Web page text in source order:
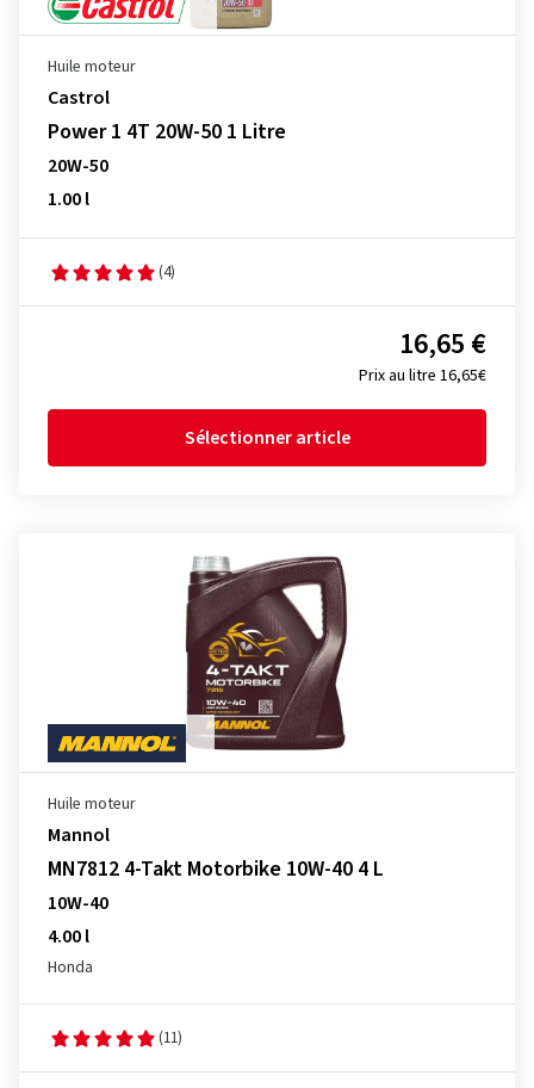
Huile moteur
Castrol
Power 1 4T 20W-50 1 Litre
20W-50
1.00 l
(4)
Prix au litre 16,65€
16,65 €
Sélectionner article
Huile moteur
Mannol
MN7812 4-Takt Motorbike 10W-40 4 L
10W-40
4.00 l
Honda
(11)